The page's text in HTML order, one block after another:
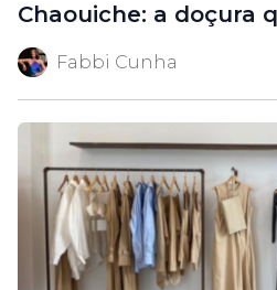
Chaouiche: a doçura
Fabbi Cunha